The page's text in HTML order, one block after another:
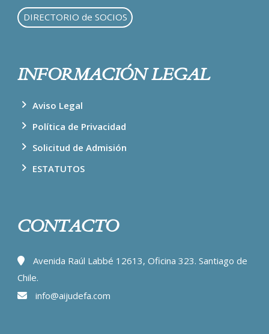
DIRECTORIO de SOCIOS
INFORMACIÓN LEGAL
Aviso Legal
Política de Privacidad
Solicitud de Admisión
ESTATUTOS
CONTACTO
Avenida Raúl Labbé 12613, Oficina 323. Santiago de
Chile.
info@aijudefa.com